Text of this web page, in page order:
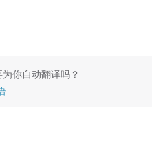
你自动翻译吗？